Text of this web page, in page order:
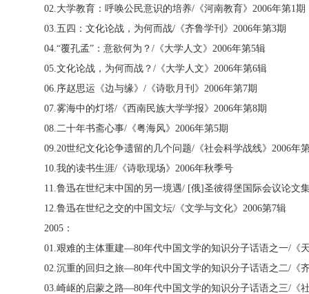
02. 大学教育：呼唤公民意识的培养/ 《河南教育》 2006年第1 期
03. 五四：文化论战，为何而战/ 《齐鲁学刊》 2006年第3期
04.“覆孔孟”：意欲何为？ / 《大学人文》 2006年第5辑
05. 文化论战，为何而战？ / 《大学人文》 2006年第6辑
06. 序赵思运《边与缘》 / 《诗歌月刊》 2006年第7期
07. 雾海中的灯塔/ 《西南民族大学学报》 2006年第8期
08. 二十年书斋心事/ 《粤海风》 2006年第5期
09.20世纪文化论争遗留的几个问题/ 《社会科学战线》 2006年
10. 我的读书生涯/ 《诗歌现场》 2006年秋季号
11. 鲁迅在世纪末中国的另一境遇/ [俄]圣彼得堡国际会议论文
12. 鲁迅在世纪之交的中国文坛/ 《文学与文化》 2006第7辑
2005 ：
01. 艰难的主体重建—80年代中国文学的知识分子话语之一/ 《
02. 沉重的回归之旅—80年代中国文学的知识分子话语之二/ 《
03. 崎岖的启蒙之路—80年代中国文学的知识分子话语之三/ 《